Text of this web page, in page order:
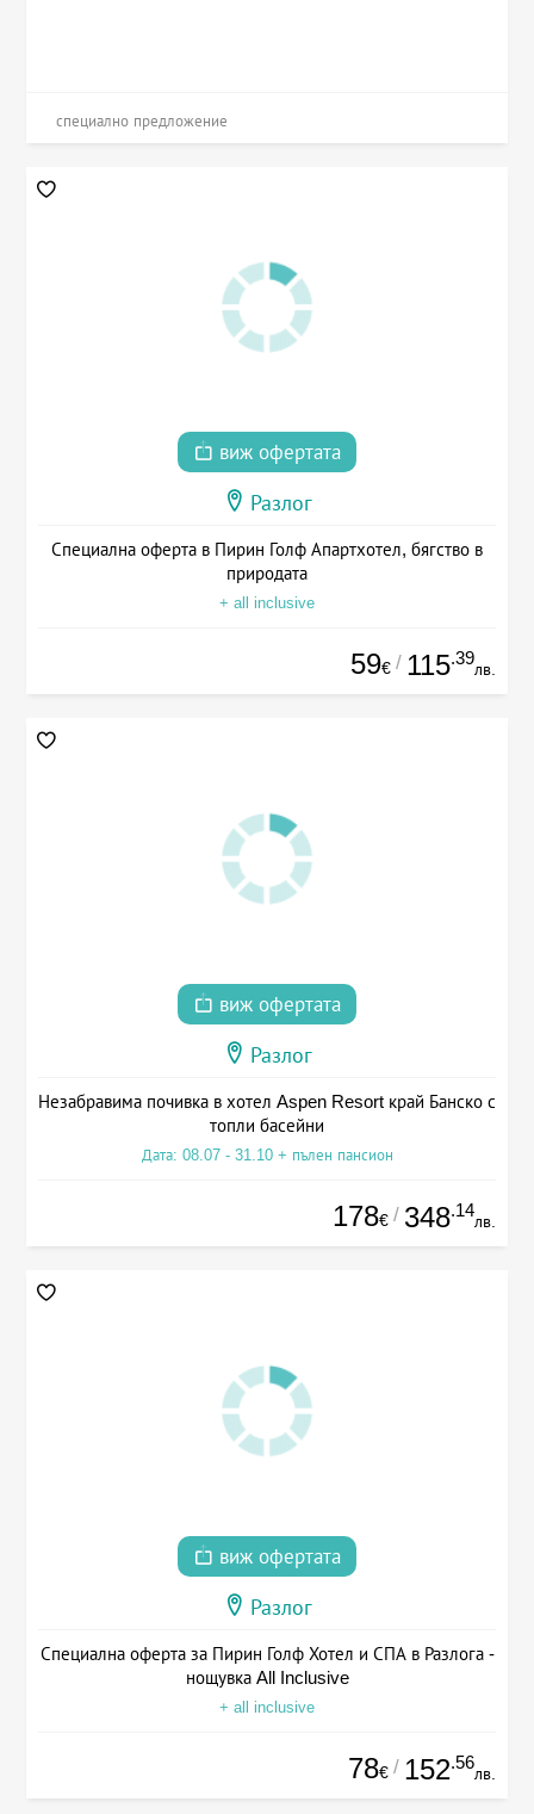
специално предложение
виж офертата
Разлог
Специална оферта в Пирин Голф Апартхотел, бягство в
природата
+ all inclusive
59€ / 115.39
лв.
виж офертата
Разлог
Незабравима почивка в хотел Aspen Resort край Банско с
топли басейни
Дата: 08.07 - 31.10 + пълен пансион
178€ / 348.14
лв.
виж офертата
Разлог
Специална оферта за Пирин Голф Хотел и СПА в Разлога -
нощувка All Inclusive
+ all inclusive
78€ / 152.56
лв.